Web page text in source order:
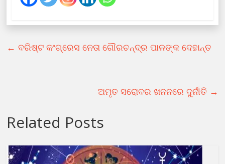
← ବରିଷ୍ଟ କଂଗ୍ରେସ ନେତା ଗୌରଚନ୍ଦ୍ର ପାଳଙ୍କ ଦେହାନ୍ତ
ଅମୃତ ସରୋବର ଖନନରେ ଦୁର୍ନୀତି →
Related Posts